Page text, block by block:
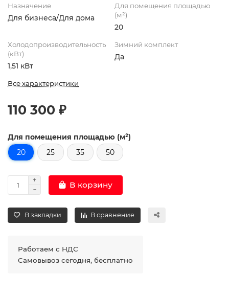
Назначение
Для бизнеса/Для дома
Для помещения площадью
(м²)
20
Холодопроизводительность
(кВт)
1,51 кВт
Зимний комплект
Да
Все характеристики
110 300 ₽
Для помещения площадью (м²)
20
25 35 50
В корзину
В закладки В сравнение
Работаем с НДС
Самовывоз сегодня, бесплатно